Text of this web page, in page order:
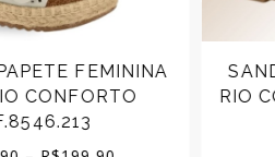
RASTEIRA BEIRA
REF. 8571.101
R$89,90